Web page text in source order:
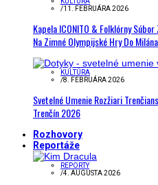
/11. FEBRUÁRA 2026
Kapela ICONITO & Folklórny
Na Zimné Olympijské Hry Do
KULTÚRA
/8. FEBRUÁRA 2026
Svetelné Umenie Rozžiari
Trenčín 2026
Rozhovory
Reportáže
REPORTY
/4. AUGUSTA 2026